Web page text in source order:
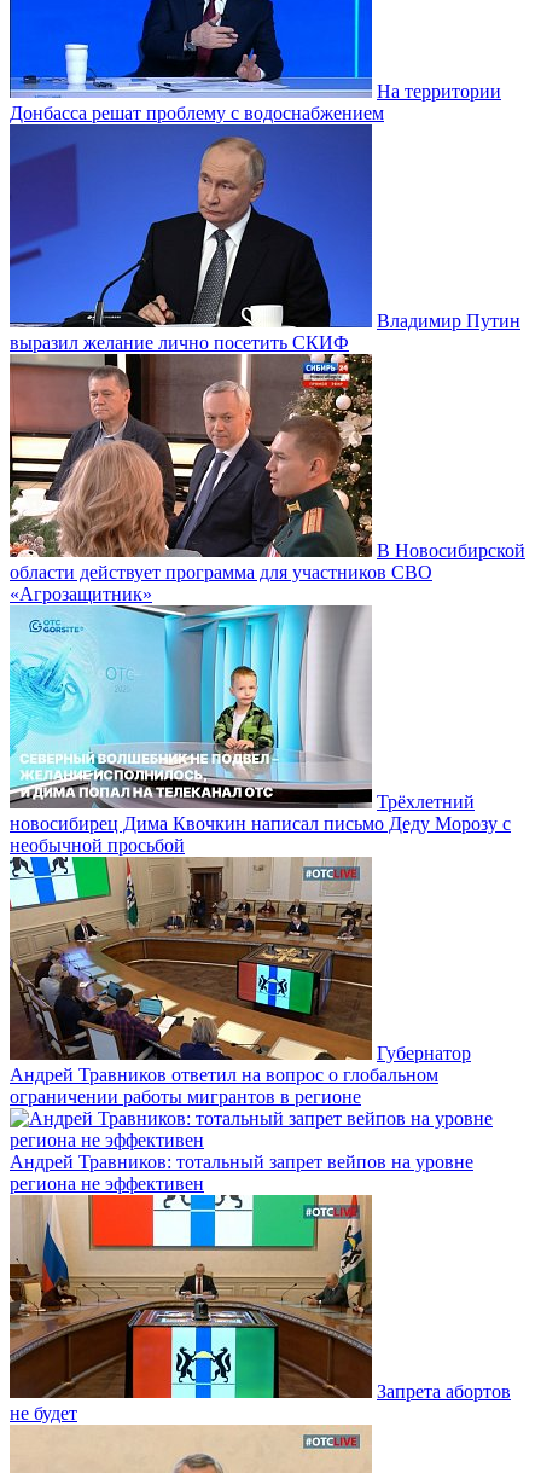
На территории
Донбасса решат проблему с водоснабжением
Владимир Путин
выразил желание лично посетить СКИФ
В Новосибирской
области действует программа для участников СВО
«Агрозащитник»
Трёхлетний
новосибирец Дима Квочкин написал письмо Деду Морозу с
необычной просьбой
Губернатор
Андрей Травников ответил на вопрос о глобальном
ограничении работы мигрантов в регионе
Андрей Травников: тотальный запрет вейпов на уровне
региона не эффективен
Запрета абортов
не будет